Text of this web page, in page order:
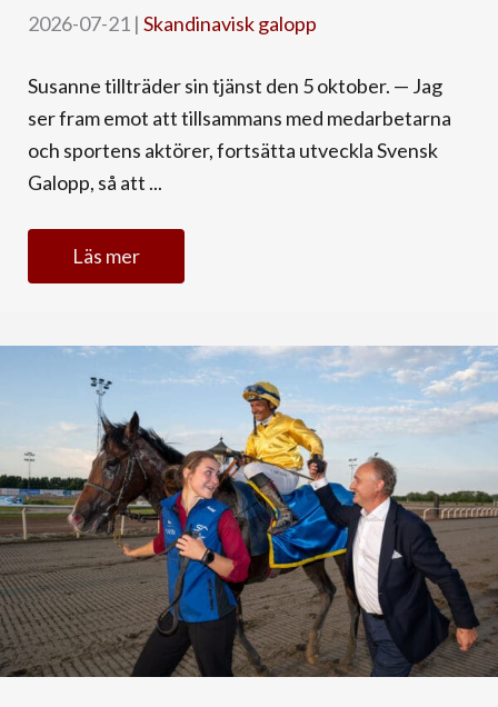
2026-07-21 | Skandinavisk galopp
Susanne tillträder sin tjänst den 5 oktober. — Jag
ser fram emot att tillsammans med medarbetarna
och sportens aktörer, fortsätta utveckla Svensk
Galopp, så att ...
Läs mer